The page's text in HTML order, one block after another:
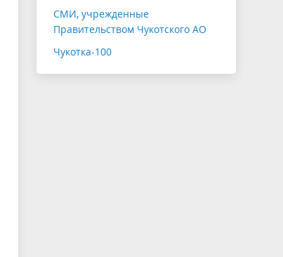
СМИ, учрежденные
Правительством Чукотского АО
Чукотка-100